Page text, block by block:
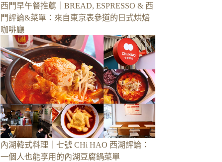
西門早午餐推薦｜BREAD, ESPRESSO & 西
門評論&菜單：來自東京表參道的日式烘焙
咖啡廳
內湖韓式料理｜七號 CHi HAO 西湖評論：
一個人也能享用的內湖豆腐鍋菜單